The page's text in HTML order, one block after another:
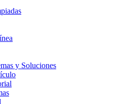
y Soluciones